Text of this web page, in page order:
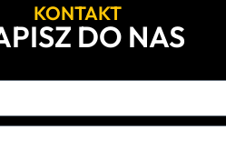
KONTAKT
DO NAS